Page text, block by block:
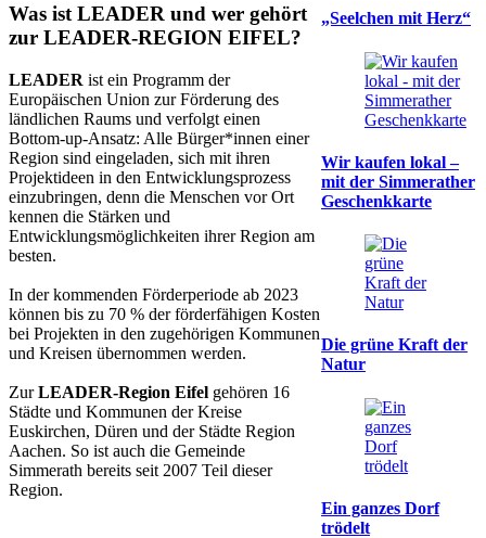
Was ist LEADER und wer gehört
zur LEADER-REGION EIFEL?
LEADER ist ein Programm der
Europäischen Union zur Förderung des
ländlichen Raums und verfolgt einen
Bottom-up-Ansatz: Alle Bürger*innen einer
Region sind eingeladen, sich mit ihren
Projektideen in den Entwicklungsprozess
einzubringen, denn die Menschen vor Ort
kennen die Stärken und
Entwicklungsmöglichkeiten ihrer Region am
besten.
In der kommenden Förderperiode ab 2023
können bis zu 70 % der förderfähigen Kosten
bei Projekten in den zugehörigen Kommunen
und Kreisen übernommen werden.
ZurLEADER-Region Eifel gehören 16
Städte und Kommunen der Kreise
Euskirchen, Düren und der Städte Region
Aachen. So ist auch die Gemeinde
Simmerath bereits seit 2007 Teil dieser
Region.
„Seelchen mit Herz“
Wir kaufen lokal –
mit der Simmerather
Geschenkkarte
Die grüne Kraft der
Natur
Ein ganzes Dorf
trödelt